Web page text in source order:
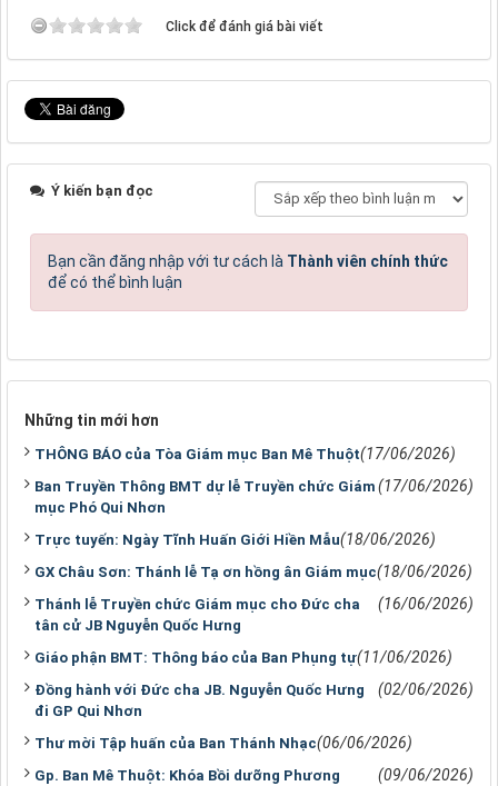
Click để đánh giá bài viết
Ý kiến bạn đọc
Bạn cần đăng nhập với tư cách là Thành viên chính thức
để có thể bình luận
Những tin mới hơn
THÔNG BÁO của Tòa Giám mục Ban Mê Thuột(17/06/2026)
Ban Truyền Thông BMT dự lễ Truyền chức Giám
mục Phó Qui Nhơn
(17/06/2026)
Trực tuyến: Ngày Tĩnh Huấn Giới Hiền Mẫu(18/06/2026)
GX Châu Sơn: Thánh lễ Tạ ơn hồng ân Giám mục(18/06/2026)
Thánh lễ Truyền chức Giám mục cho Đức cha
tân cử JB Nguyễn Quốc Hưng
(16/06/2026)
Giáo phận BMT: Thông báo của Ban Phụng tự(11/06/2026)
Đồng hành với Đức cha JB. Nguyễn Quốc Hưng
đi GP Qui Nhơn
(02/06/2026)
Thư mời Tập huấn của Ban Thánh Nhạc(06/06/2026)
Gp. Ban Mê Thuột: Khóa Bồi dưỡng Phương
(09/06/2026)